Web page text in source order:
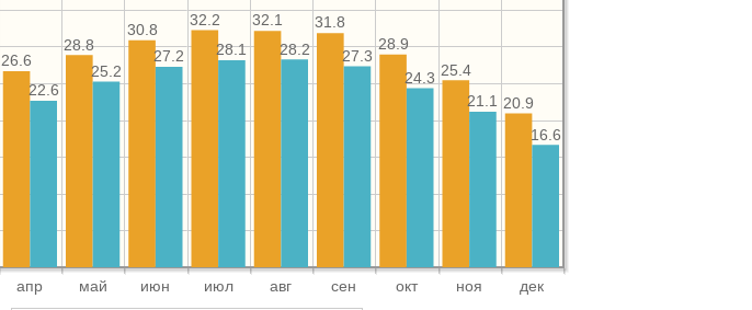
апр май июн июл авг сен окт ноя дек
20.9
25.4
28.9
31.8
32.1
32.2
30.8
28.8
26.6
16.6
21.1
24.3
27.3
28.2
28.1
27.2
25.2
22.6